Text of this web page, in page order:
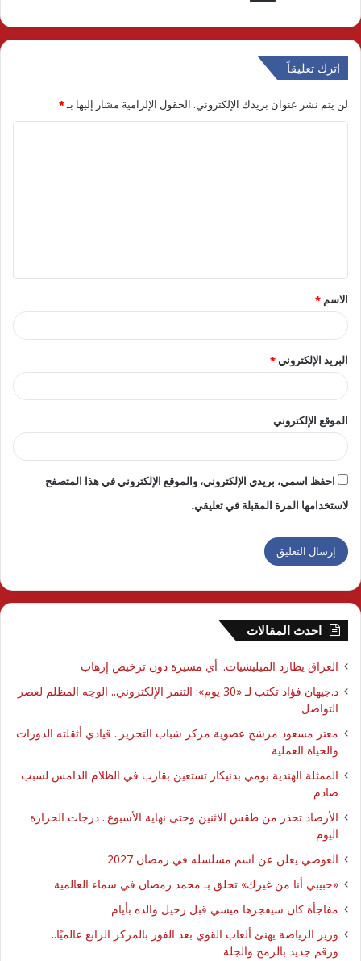
اترك تعليقاً
لن يتم نشر عنوان بريدك الإلكتروني. الحقول الإلزامية مشار إليها بـ*
ق
*
الاسم *
البريد الإلكتروني*
الموقع الإلكتروني
احفظ اسمي، بريدي الإلكتروني، والموقع الإلكتروني في هذا المتصفح
لاستخدامها المرة المقبلة في تعليقي.
احدث المقالات
العراق يطارد الميليشيات.. أي مسيرة دون ترخيص إرهاب
د.جيهان فؤاد تكتب لـ «30 يوم»: التنمر الإلكتروني.. الوجه المظلم لعصر
التواصل
معتز مسعود مرشح عضوية مركز شباب التحرير.. قيادي أثقلته الدورات
والحياة العملية
الممثلة الهندية بومي بدنيكار تستعين بقارب في الظلام الدامس لسبب
صادم
الأرصاد تحذر من طقس الاثنين وحتى نهاية الأسبوع.. درجات الحرارة
اليوم
العوضي يعلن عن اسم مسلسله في رمضان 2027
​«حبيبي أنا من غيرك» تحلق بـ محمد رمضان في سماء العالمية
مفاجأة كان سيفجرها ميسي قبل رحيل والده بأيام
وزير الرياضة يهنئ ألعاب القوي بعد الفوز بالمركز الرابع عالميًا..
ورقم جديد بالرمح والجلة